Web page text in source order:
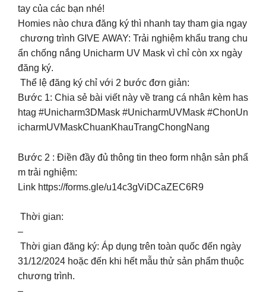
tay của các bạn nhé!
Homies nào chưa đăng ký thì nhanh tay tham gia ngay
chương trình GIVE AWAY: Trải nghiệm khẩu trang chu
ẩn chống nắng Unicharm UV Mask vì chỉ còn xx ngày
đăng ký.
Thể lệ đăng ký chỉ với 2 bước đơn giản:
Bước 1: Chia sẻ bài viết này về trang cá nhân kèm has
htag #Unicharm3DMask #UnicharmUVMask #ChonUn
icharmUVMaskChuanKhauTrangChongNang
Bước 2 : Điền đầy đủ thông tin theo form nhận sản phẩ
m trải nghiệm:
Link https://forms.gle/u14c3gViDCaZEC6R9
Thời gian:
–
Thời gian đăng ký: Áp dụng trên toàn quốc đến ngày
31/12/2024 hoặc đến khi hết mẫu thử sản phẩm thuộc
chương trình.
–